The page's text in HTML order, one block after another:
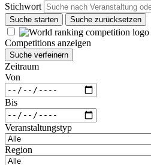
Stichwort
Suche starten Suche zurücksetzen
Competitions anzeigen
Suche verfeinern
Zeitraum
Von
Bis
Veranstaltungstyp
Region